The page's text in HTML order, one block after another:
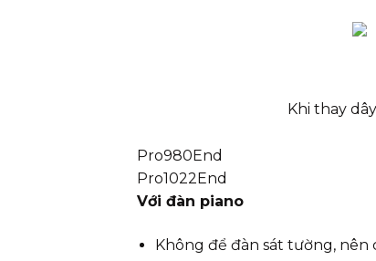
Khi thay
Pro980End
Pro1022End
Với đàn piano
Không để đàn sát tường, nên